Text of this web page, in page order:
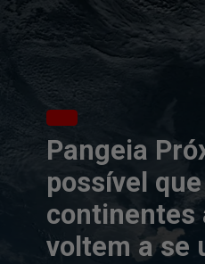
Pangeia
possível
continentes
voltem a se